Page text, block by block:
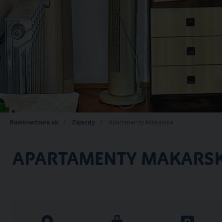
Rainbowtours.sk Zájazdy
APARTAMENTY